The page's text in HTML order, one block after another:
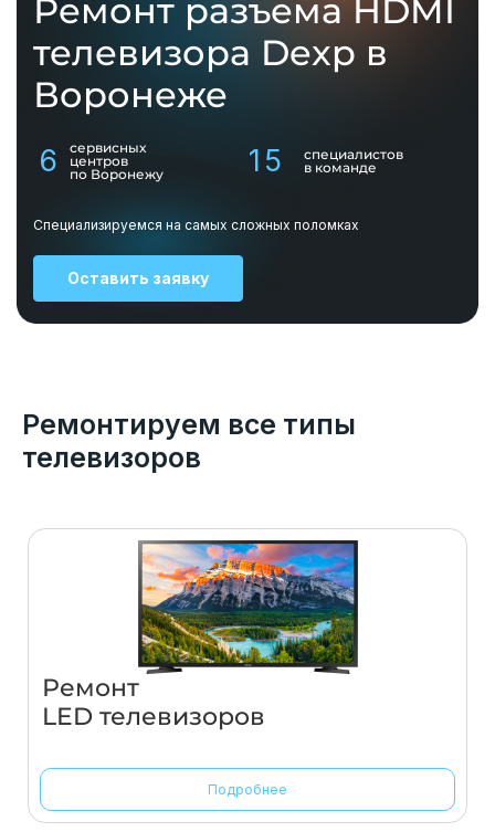
Ремонт разъема HDMI
телевизора Dexp в
Воронеже
6
сервисных
центров
по Воронежу
15
специалистов
в команде
Специализируемся на самых сложных поломках
Оставить заявку
Ремонтируем все типы
телевизоров
Ремонт
LED телевизоров
Подробнее